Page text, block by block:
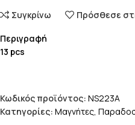
Συγκρίνω Πρόσθεσε
Περιγραφή
13 pcs
Κωδικός προϊόντος: NS223A
Κατηγορίες: Μαγνήτες,